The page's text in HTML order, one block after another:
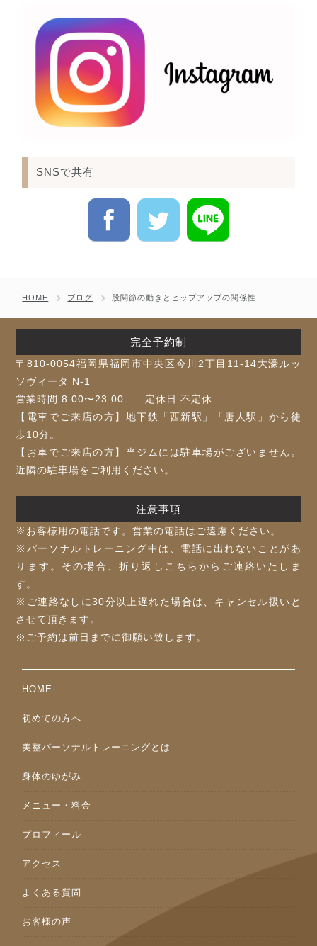
SNSで共有
HOME ブログ 股関節の動きとヒップアップの関係性
完全予約制
〒810-0054福岡県福岡市中央区今川2丁目11-14大濠ルッ
ソヴィータ N-1
営業時間 8:00〜23:00 定休日:不定休
【電車でご来店の方】地下鉄「⻄新駅」「唐人駅」から徒
歩10分。
【お車でご来店の方】当ジムには駐車場がございません。
近隣の駐車場をご利用ください。
注意事項
※お客様⽤の電話です。営業の電話はご遠慮ください。
※パーソナルトレーニング中は、電話に出れないことがあ
ります。その場合、折り返しこちらからご連絡いたしま
す。
※ご連絡なしに30分以上遅れた場合は、キャンセル扱いと
させて頂きます。
※ご予約は前⽇までに御願い致します。
HOME
初めての方へ
美整パーソナルトレーニングとは
身体のゆがみ
メニュー・料金
プロフィール
アクセス
よくある質問
お客様の声